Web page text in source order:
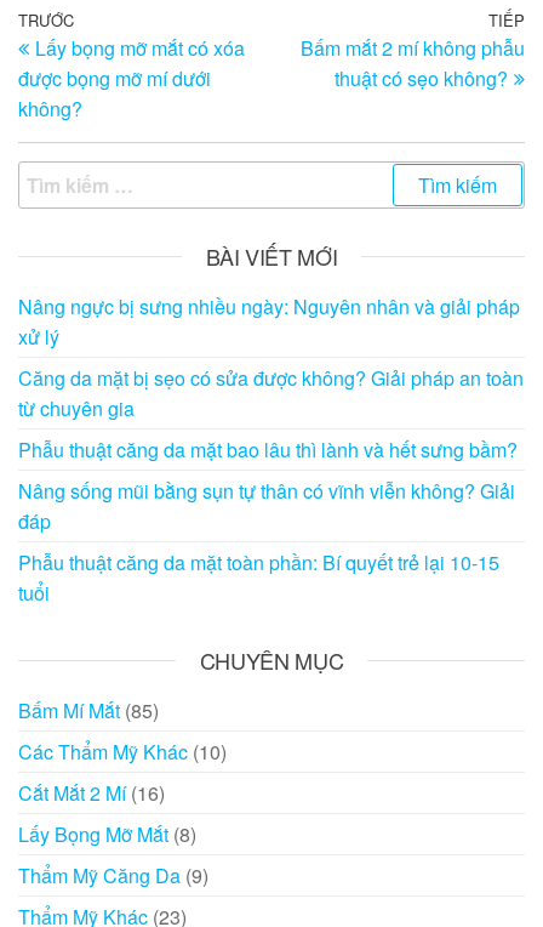
Điều
hướng
bài
viết
Bài
trước
TRƯỚC
Lấy bọng mỡ mắt có xóa
được bọng mỡ mí dưới
không?
TIẾP
Bấm mắt 2 mí không phẫu
thuật có sẹo không?
Tìm
kiếm
BÀI VIẾT MỚI
Nâng ngực bị sưng nhiều ngày: Nguyên nhân và giải pháp
xử lý
Căng da mặt bị sẹo có sửa được không? Giải pháp an toàn
từ chuyên gia
Phẫu thuật căng da mặt bao lâu thì lành và hết sưng bầm?
Nâng sống mũi bằng sụn tự thân có vĩnh viễn không? Giải
đáp
Phẫu thuật căng da mặt toàn phần: Bí quyết trẻ lại 10-15
tuổi
CHUYÊN MỤC
Bấm Mí Mắt (85)
Các Thẩm Mỹ Khác (10)
Cắt Mắt 2 Mí(16)
Lấy Bọng Mỡ Mắt (8)
Thẩm Mỹ Căng Da (9)
Thẩm Mỹ Khác (23)